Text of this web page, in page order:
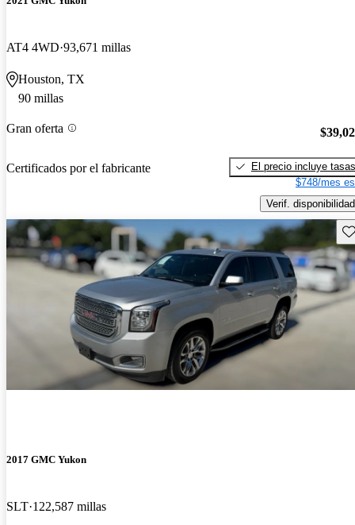
AT4 4WD 93,671 millas
Houston, TX
90 millas
Gran oferta
Certificados por el fabricante
El precio incluye tasas
$748/mes
Verif. disponibilidad
2017 GMC Yukon
SLT 122,587 millas